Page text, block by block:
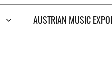
AUSTRIAN MUSIC